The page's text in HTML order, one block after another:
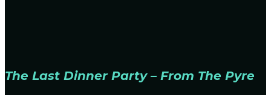
The Last Dinner Party – From The Pyre